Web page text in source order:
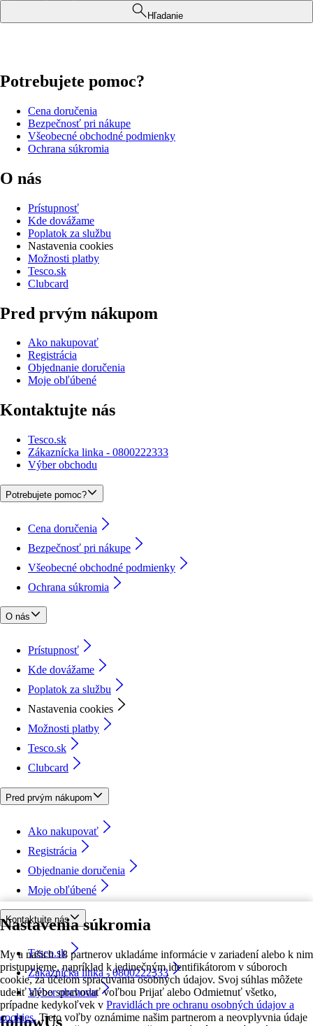
Nastavenia súkromia
My a našich 18 partnerov ukladáme informácie v zariadení alebo k nim
pristupujeme, napríklad k jedinečným identifikátorom v súboroch
cookie, za účelom spracúvania osobných údajov. Svoj súhlas môžete
udeliť alebo spravovať voľbou Prijať alebo Odmietnuť všetko,
prípadne kedykoľvek v Pravidlách pre ochranu osobných údajov a
cookies. Tieto voľby oznámime našim partnerom a neovplyvnia údaje
Hľadanie
Potrebujete pomoc?
Cena doručenia
Bezpečnosť pri nákupe
Všeobecné obchodné podmienky
Ochrana súkromia
O nás
Prístupnosť
Kde dovážame
Poplatok za službu
Nastavenia cookies
Možnosti platby
Tesco.sk
Clubcard
Pred prvým nákupom
Ako nakupovať
Registrácia
Objednanie doručenia
Moje obľúbené
Kontaktujte nás
Tesco.sk
Zákaznícka linka - 0800222333
Výber obchodu
Potrebujete pomoc?
Cena doručenia
Bezpečnosť pri nákupe
Všeobecné obchodné podmienky
Ochrana súkromia
O nás
Prístupnosť
Kde dovážame
Poplatok za službu
Nastavenia cookies
Možnosti platby
Tesco.sk
Clubcard
Pred prvým nákupom
Ako nakupovať
Registrácia
Objednanie doručenia
Moje obľúbené
Kontaktujte nás
Tesco.sk
Zákaznícka linka - 0800222333
Výber obchodu
followUs